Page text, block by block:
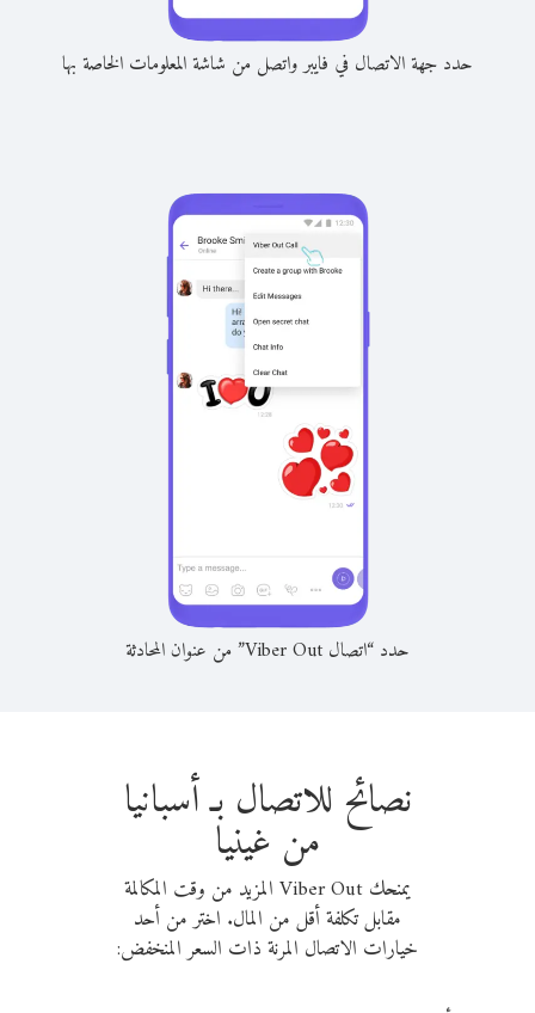
حدد جهة الاتصال في فايبر واتصل من شاشة المعلومات الخاصة بها
حدد “اتصال Viber Out” من عنوان المحادثة
نصائح للاتصال بـ أسبانيا
من غينيا
يمنحك Viber Out المزيد من وقت المكالمة
مقابل تكلفة أقل من المال. اختر من أحد
خيارات الاتصال المرنة ذات السعر المنخفض: